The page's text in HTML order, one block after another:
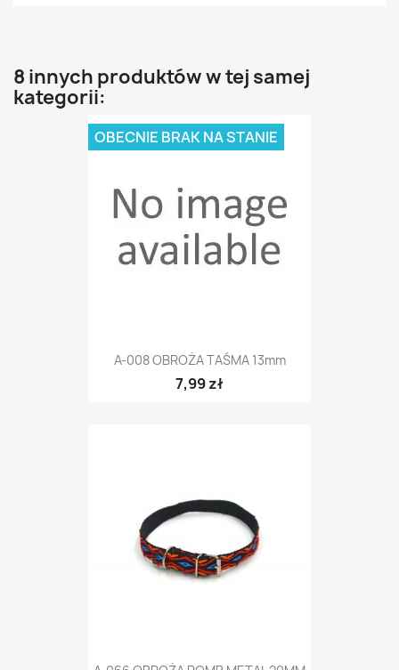
8 innych produktów w tej samej
kategorii:
A-008 OBROŻA TAŚMA 13mm
7,99 zł
OBECNIE BRAK NA STANIE